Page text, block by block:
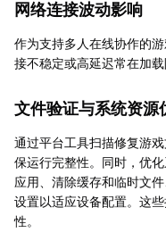
网络连接波动影响
作为支持多人在线协作的
接不稳定或高延迟常在加
文件验证与系统资源
通过平台工具扫描修复游
保运行完整性。同时，优
应用、清除缓存和临时文
设置以适应设备配置。这
性。